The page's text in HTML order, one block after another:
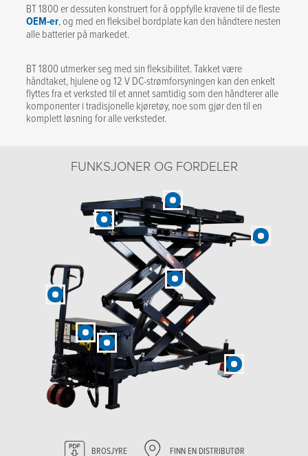
BT 1800 er dessuten konstruert for å oppfylle kravene til de fleste
OEM-er, og med en fleksibel bordplate kan den håndtere nesten
alle batterier på markedet.
BT 1800 utmerker seg med sin fleksibilitet. Takket være
håndtaket, hjulene og 12 V DC-strømforsyningen kan den enkelt
flyttes fra et verksted til et annet samtidig som den håndterer alle
komponenter i tradisjonelle kjøretøy, noe som gjør den til en
komplett løsning for alle verksteder.
FUNKSJONER OG FORDELER
BROSJYRE FINN EN DISTRIBUTØR